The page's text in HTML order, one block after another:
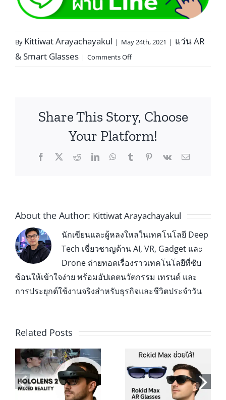
By Kittiwat Arayachayakul | May 24th, 2021 | แว่น AR
& Smart Glasses | Comments Off
Share This Story, Choose
Your Platform!
About the Author: Kittiwat Arayachayakul
นักเขียนและผู้หลงใหลในเทคโนโลยี Deep
Tech เชี่ยวชาญด้าน AI, VR, Gadget และ
Drone ถ่ายทอดเรื่องราวเทคโนโลยีที่ซับ
ซ้อนให้เข้าใจง่าย พร้อมอัปเดตนวัตกรรม เทรนด์ และ
การประยุกต์ใช้งานจริงสำหรับธุรกิจและชีวิตประจำวัน
Related Posts
Rokid Max AR
Glasses ทางออก
Viture Pro vs คู่
แข่ง ใครดีกว่า? รี